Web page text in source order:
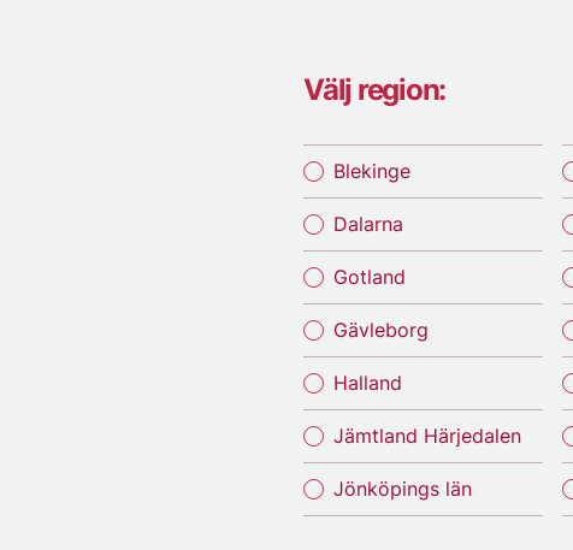
Välj region:
Blekinge
Dalarna
Gotland
Gävleborg
Halland
Jämtland Härjedalen
Jönköpings län